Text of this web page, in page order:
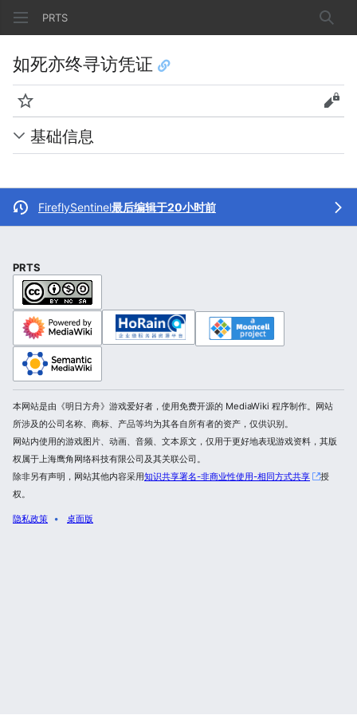
PRTS 搜索
如死亦终寻访凭证
监视 查看
基础信息
FireflySentinel最后编辑于20小时前
PRTS
本网站是由《明日方舟》游戏爱好者，使用免费开源的 MediaWiki 程序制作。网站
所涉及的公司名称、商标、产品等均为其各自所有者的资产，仅供识别。
网站内使用的游戏图片、动画、音频、文本原文，仅用于更好地表现游戏资料，其版
权属于上海鹰角网络科技有限公司及其关联公司。
除非另有声明，网站其他内容采用知识共享署名-非商业性使用-相同方式共享
授
权。
隐私政策 桌面版